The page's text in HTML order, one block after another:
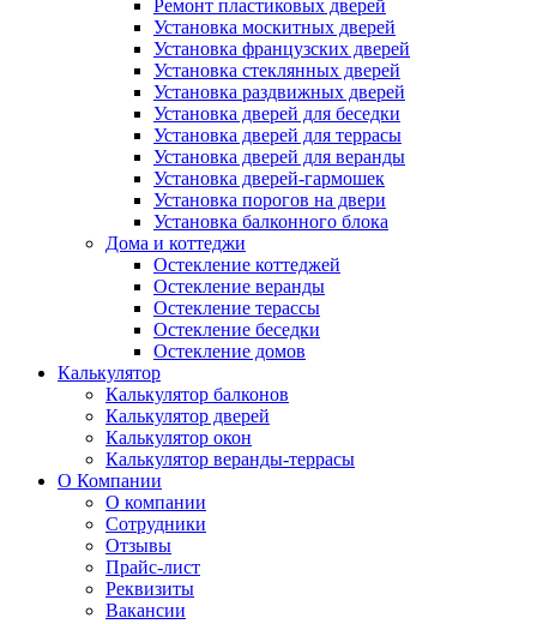
Ремонт пластиковых дверей
Установка москитных дверей
Установка французских дверей
Установка стеклянных дверей
Установка раздвижных дверей
Установка дверей для беседки
Установка дверей для террасы
Установка дверей для веранды
Установка дверей-гармошек
Установка порогов на двери
Установка балконного блока
Дома и коттеджи
Остекление коттеджей
Остекление веранды
Остекление терассы
Остекление беседки
Остекление домов
Калькулятор
Калькулятор балконов
Калькулятор дверей
Калькулятор окон
Калькулятор веранды-террасы
О Компании
О компании
Сотрудники
Отзывы
Прайс-лист
Реквизиты
Вакансии